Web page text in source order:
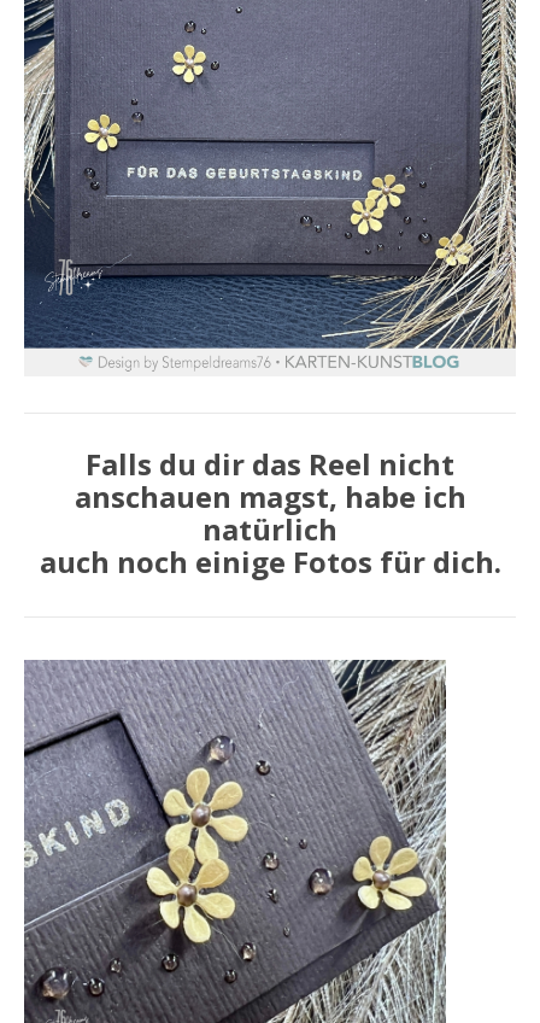
Falls du dir das Reel nicht
anschauen magst, habe ich
natürlich
auch noch einige Fotos für dich.